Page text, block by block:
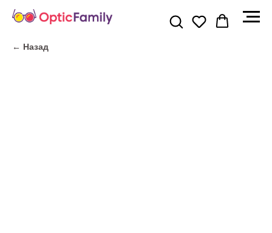
← Назад